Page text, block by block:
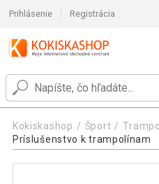
Prihlásenie Registrácia
Kokiskashop Šport
Príslušenstvo k trampolínam